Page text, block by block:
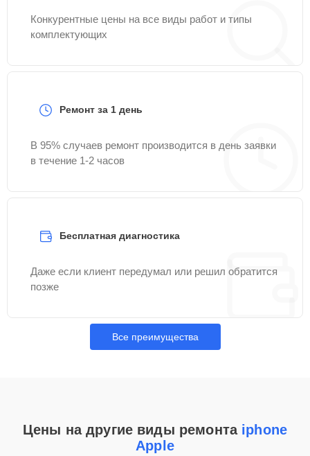
Конкурентные цены на все виды работ и типы
комплектующих
Ремонт за 1 день
В 95% случаев ремонт производится в день заявки
в течение 1-2 часов
Бесплатная диагностика
Даже если клиент передумал или решил обратится
позже
Все преимущества
Цены на другие виды ремонта iphone
Apple